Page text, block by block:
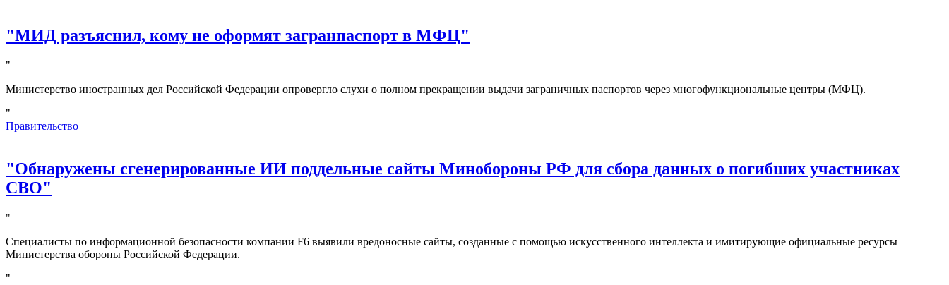
"МИД разъяснил, кому не оформят загранпаспорт в МФЦ"
"
Министерство иностранных дел Российской Федерации опровергло слухи о полном прекращении выдачи заграничных паспортов через многофункциональные центры (МФЦ).
"
Правительство
"Обнаружены сгенерированные ИИ поддельные сайты Минобороны РФ для сбора данных о погибших участниках
СВО"
"
Специалисты по информационной безопасности компании F6 выявили вредоносные сайты, созданные с помощью искусственного интеллекта и имитирующие официальные ресурсы
Министерства обороны Российской Федерации.
"